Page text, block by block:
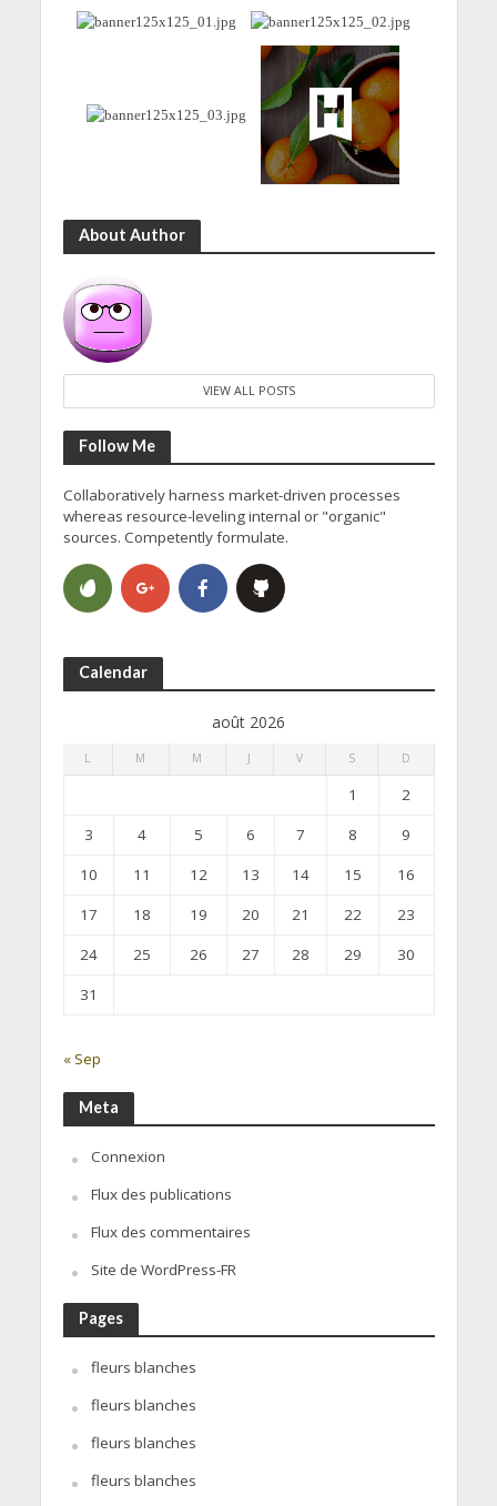
About Author
VIEW ALL POSTS
Follow Me
Collaboratively harness market-driven processes
whereas resource-leveling internal or "organic"
sources. Competently formulate.
Calendar
août 2026
L M M J V S D
1
2
3
4 5 6 7 8
9
10
11 12 13 14 15
16
17
18 19 20 21 22
23
24
25 26 27 28 29
30
31
« Sep
Meta
Connexion
Flux des publications
Flux des commentaires
Site de WordPress-FR
Pages
fleurs blanches
fleurs blanches
fleurs blanches
fleurs blanches